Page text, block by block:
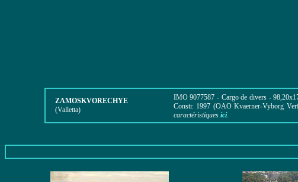
ZAMOSKVORECHYE
(Valletta)
IMO 9077587 - Cargo de divers -
Constr. 1997 (OAO Kvaerner-Vyborg
caractéristiques ici.